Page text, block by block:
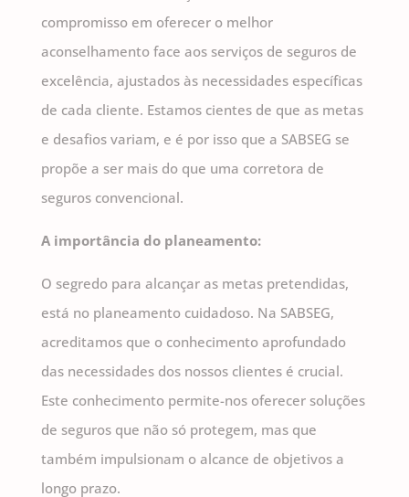
compromisso em oferecer o melhor
aconselhamento face aos serviços de seguros de
excelência, ajustados às necessidades específicas
de cada cliente. Estamos cientes de que as metas
e desafios variam, e é por isso que a SABSEG se
propõe a ser mais do que uma corretora de
seguros convencional.
A importância do planeamento:
O segredo para alcançar as metas pretendidas,
está no planeamento cuidadoso. Na SABSEG,
acreditamos que o conhecimento aprofundado
das necessidades dos nossos clientes é crucial.
Este conhecimento permite-nos oferecer soluções
de seguros que não só protegem, mas que
também impulsionam o alcance de objetivos a
longo prazo.